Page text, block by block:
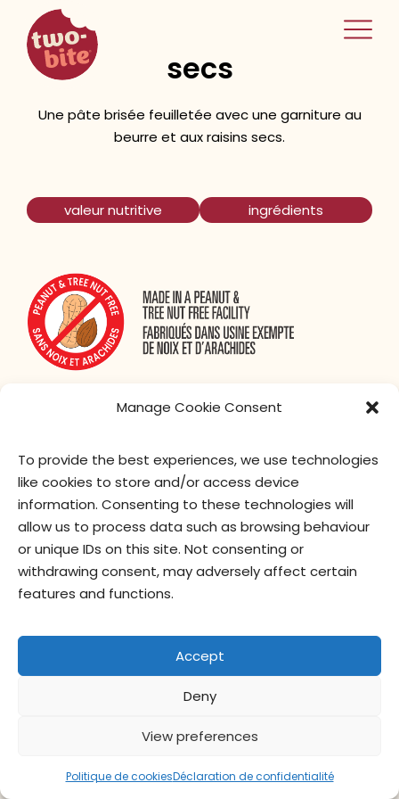
Manage Cookie Consent
To provide the best experiences, we use technologies
like cookies to store and/or access device
information. Consenting to these technologies will
allow us to process data such as browsing behaviour
or unique IDs on this site. Not consenting or
withdrawing consent, may adversely affect certain
features and functions.
Accept
Deny
View preferences
Politique de cookiesDéclaration de confidentialité
two-bite
home
tartelettes aux raisins
secs
Une pâte brisée feuilletée avec une garniture au
beurre et aux raisins secs.
valeur nutritive ingrédients
Contactez-
nous
Politique de
confidentialité
Conditions
d’utilisation
privacy
© Give & Go Prepared Foods Corp. Tous droits réservés.